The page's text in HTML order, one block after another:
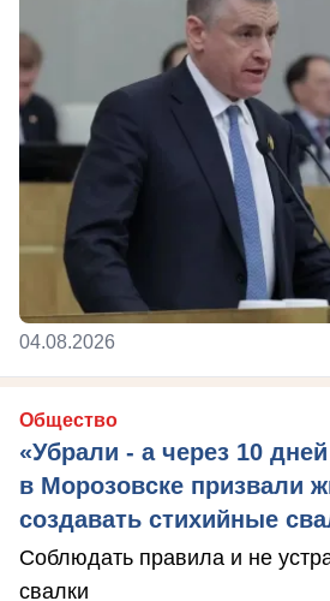
04.08.2026
Общество
«Убрали - а через 10
в Морозовске призвали
создавать стихийные
Соблюдать правила и не
свалки